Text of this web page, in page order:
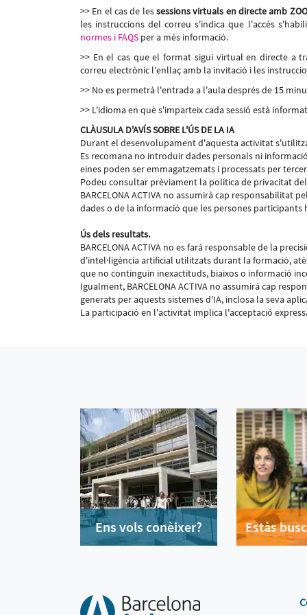
>> En el cas de lessessions virtuals en directe amb
les instruccions del correu s'indica que l'accés
normes i FAQS per a més informació.
>> En el cas que el format sigui virtual en directe a
correu electrònic l'enllaç amb la invitació i les
>> No es permetrà l'entrada a l'aula després de 15
>> L'idioma en què s'imparteix cada sessió està
CLÀUSULA D'AVÍS SOBRE L'ÚS DE LA IA
Durant el desenvolupament d'aquesta activitat
Es recomana no introduir dades personals ni
eines poden ser emmagatzemats i processats per
Podeu consultar prèviament la política de privacitat
BARCELONA ACTIVA no assumirà cap responsabilitat
dades o de la informació que les persones participants
Ús dels resultats.
BARCELONA ACTIVA no es farà responsable de la
d'intel·ligència artificial utilitzats durant la formació,
que no continguin inexactituds, biaixos o informació
Igualment, BARCELONA ACTIVA no assumirà cap
generats per aquests sistemes d'IA, inclosa la seva
La participació en l'activitat implica l'acceptació
Ens vols conèixer? Estàs